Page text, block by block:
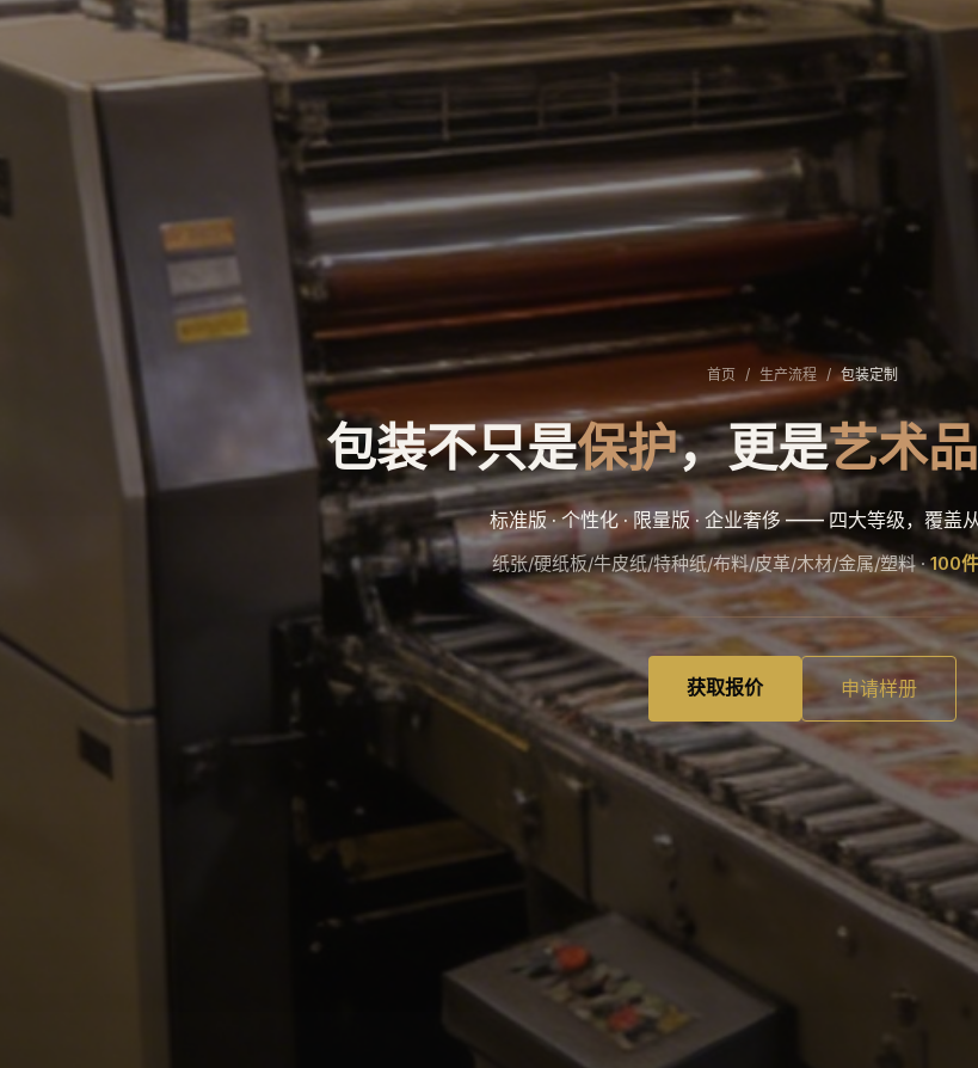
首页 / 生产流程 / 包装定制
包装不只是保护，更是艺术品
标准版 · 个性化 · 限量版 · 企业奢侈 —— 四大等级，覆盖
纸张/硬纸板/牛皮纸/特种纸/布料/皮革/木材/金属/塑料 ·100
获取报价 申请样册